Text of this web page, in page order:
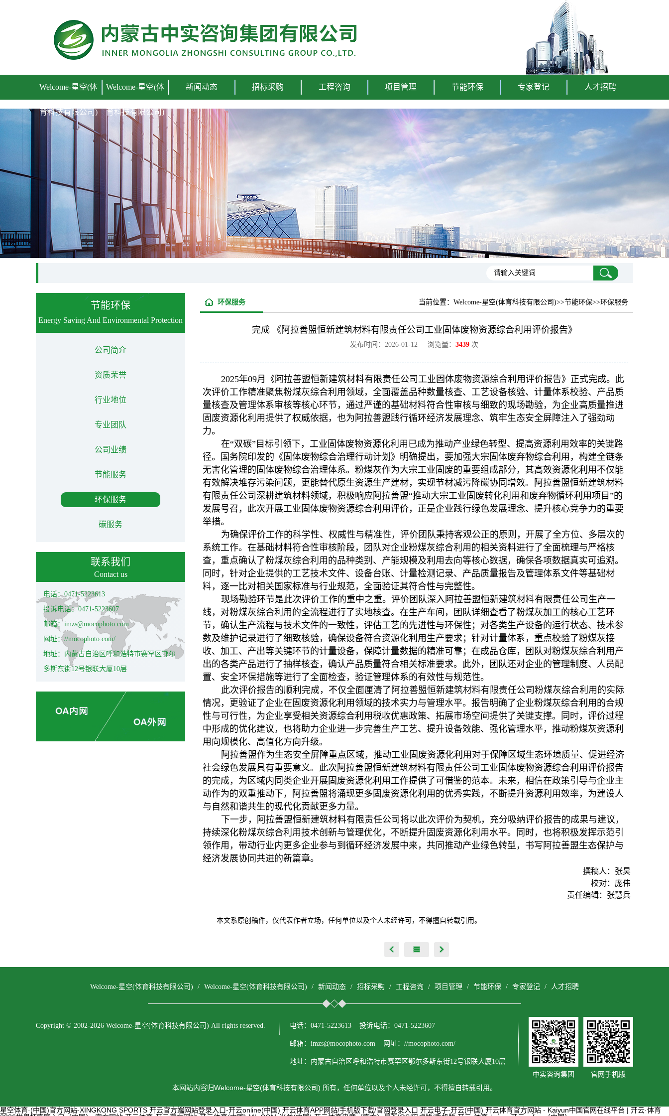
Welcome-星空(体
育科技有限公司)
Welcome-星空(体
育科技有限公司)
新闻动态 招标采购 工程咨询 项目管理 节能环保 专家登记 人才招聘
节能环保
Energy Saving And Environmental Protection
公司简介
资质荣誉
行业地位
专业团队
公司业绩
节能服务
环保服务
碳服务
联系我们
Contact us
电话：0471-5223613
投诉电话：0471-5223607
邮箱：imzs@mocophoto.com
网址：//mocophoto.com/
地址：内蒙古自治区呼和浩特市赛罕区鄂尔
多斯东街12号银联大厦10层
当前位置： Welcome-星空(体育科技有限公司)>>节能环保>>环保服务
环保服务
完成 《阿拉善盟恒新建筑材料有限责任公司工业固体废物资源综合利用评价报告》
发布时间：2026-01-12 浏览量： 3439 次
2025年09月《阿拉善盟恒新建筑材料有限责任公司工业固体废物资源综合利用评价报告》正式完成。此
次评价工作精准聚焦粉煤灰综合利用领域，全面覆盖品种数量核查、工艺设备核验、计量体系校验、产品质
量核查及管理体系审核等核心环节，通过严谨的基础材料符合性审核与细致的现场勘验，为企业高质量推进
固废资源化利用提供了权威依据，也为阿拉善盟践行循环经济发展理念、筑牢生态安全屏障注入了强劲动
力。
在“双碳”目标引领下，工业固体废物资源化利用已成为推动产业绿色转型、提高资源利用效率的关键路
径。国务院印发的《固体废物综合治理行动计划》明确提出，要加强大宗固体废弃物综合利用，构建全链条
无害化管理的固体废物综合治理体系。粉煤灰作为大宗工业固废的重要组成部分，其高效资源化利用不仅能
有效解决堆存污染问题，更能替代原生资源生产建材，实现节材减污降碳协同增效。阿拉善盟恒新建筑材料
有限责任公司深耕建筑材料领域，积极响应阿拉善盟“推动大宗工业固废转化利用和废弃物循环利用项目”的
发展号召，此次开展工业固体废物资源综合利用评价，正是企业践行绿色发展理念、提升核心竞争力的重要
举措。
为确保评价工作的科学性、权威性与精准性，评价团队秉持客观公正的原则，开展了全方位、多层次的
系统工作。在基础材料符合性审核阶段，团队对企业粉煤灰综合利用的相关资料进行了全面梳理与严格核
查，重点确认了粉煤灰综合利用的品种类别、产能规模及利用去向等核心数据，确保各项数据真实可追溯。
同时，针对企业提供的工艺技术文件、设备台账、计量检测记录、产品质量报告及管理体系文件等基础材
料，逐一比对相关国家标准与行业规范，全面验证其符合性与完整性。
现场勘验环节是此次评价工作的重中之重。评价团队深入阿拉善盟恒新建筑材料有限责任公司生产一
线，对粉煤灰综合利用的全流程进行了实地核查。在生产车间，团队详细查看了粉煤灰加工的核心工艺环
节，确认生产流程与技术文件的一致性，评估工艺的先进性与环保性；对各类生产设备的运行状态、技术参
数及维护记录进行了细致核验，确保设备符合资源化利用生产要求；针对计量体系，重点校验了粉煤灰接
收、加工、产出等关键环节的计量设备，保障计量数据的精准可靠；在成品仓库，团队对粉煤灰综合利用产
出的各类产品进行了抽样核查，确认产品质量符合相关标准要求。此外，团队还对企业的管理制度、人员配
置、安全环保措施等进行了全面检查，验证管理体系的有效性与规范性。
此次评价报告的顺利完成，不仅全面厘清了阿拉善盟恒新建筑材料有限责任公司粉煤灰综合利用的实际
情况，更验证了企业在固废资源化利用领域的技术实力与管理水平。报告明确了企业粉煤灰综合利用的合规
性与可行性，为企业享受相关资源综合利用税收优惠政策、拓展市场空间提供了关键支撑。同时，评价过程
中形成的优化建议，也将助力企业进一步完善生产工艺、提升设备效能、强化管理水平，推动粉煤灰资源利
用向规模化、高值化方向升级。
阿拉善盟作为生态安全屏障重点区域，推动工业固废资源化利用对于保障区域生态环境质量、促进经济
社会绿色发展具有重要意义。此次阿拉善盟恒新建筑材料有限责任公司工业固体废物资源综合利用评价报告
的完成，为区域内同类企业开展固废资源化利用工作提供了可借鉴的范本。未来，相信在政策引导与企业主
动作为的双重推动下，阿拉善盟将涌现更多固废资源化利用的优秀实践，不断提升资源利用效率，为建设人
与自然和谐共生的现代化贡献更多力量。
下一步，阿拉善盟恒新建筑材料有限责任公司将以此次评价为契机，充分吸纳评价报告的成果与建议，
持续深化粉煤灰综合利用技术创新与管理优化，不断提升固废资源化利用水平。同时，也将积极发挥示范引
领作用，带动行业内更多企业参与到循环经济发展中来，共同推动产业绿色转型，书写阿拉善盟生态保护与
经济发展协同共进的新篇章。
撰稿人：张昊
校对：庞伟
责任编辑：张慧兵
本文系原创稿件，仅代表作者立场，任何单位以及个人未经许可，不得擅自转载引用。
Welcome-星空(体育科技有限公司) / Welcome-星空(体育科技有限公司) / 新闻动态 / 招标采购 / 工程咨询 / 项目管理 / 节能环保 / 专家登记 / 人才招聘
Copyright © 2002-2026 Welcome-星空(体育科技有限公司) All rights reserved. 电话：0471-5223613 投诉电话：0471-5223607
邮箱：imzs@mocophoto.com 网址：//mocophoto.com/
地址：内蒙古自治区呼和浩特市赛罕区鄂尔多斯东街12号银联大厦10层
中实咨询集团
官网手机版
本网站内容归Welcome-星空(体育科技有限公司) 所有，任何单位以及个人未经许可，不得擅自转载引用。
星空体育·(中国)官方网站-XINGKONG SPORTS 开云官方端网站登录入口-开云online(中国) 开云体育APP网站/手机版下载/官网登录入口 开云电子-开云(中国) 开云体育官方网站 - Kaiyun中国官网在线平台 | 开云·体育